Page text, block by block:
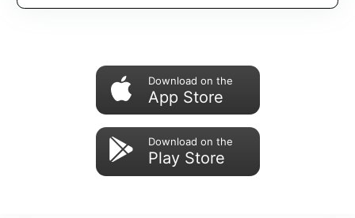
Download on the
App Store
Download on the
Play Store